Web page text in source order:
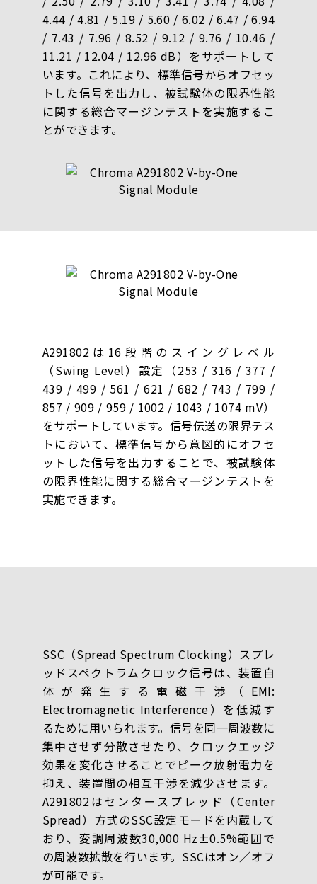
4.44 / 4.81 / 5.19 / 5.60 / 6.02 / 6.47 / 6.94
/ 7.43 / 7.96 / 8.52 / 9.12 / 9.76 / 10.46 /
11.21 / 12.04 / 12.96 dB）をサポートして
います。これにより、標準信号からオフセッ
トした信号を出力し、被試験体の限界性能
に関する総合マージンテストを実施するこ
とができます。
A291802は16段階のスイングレベル
（Swing Level）設定（253 / 316 / 377 /
439 / 499 / 561 / 621 / 682 / 743 / 799 /
857 / 909 / 959 / 1002 / 1043 / 1074 mV）
をサポートしています。信号伝送の限界テス
トにおいて、標準信号から意図的にオフセ
ットした信号を出力することで、被試験体
の限界性能に関する総合マージンテストを
実施できます。
SSC（Spread Spectrum Clocking）スプレ
ッドスペクトラムクロック信号は、装置自
体が発生する電磁干渉（EMI:
Electromagnetic Interference）を低減す
るために用いられます。信号を同一周波数に
集中させず分散させたり、クロックエッジ
効果を変化させることでピーク放射電力を
抑え、装置間の相互干渉を減少させます。
A291802はセンタースプレッド（Center
Spread）方式のSSC設定モードを内蔵して
おり、変調周波数30,000 Hz±0.5%範囲で
の周波数拡散を行います。SSCはオン／オフ
が可能です。